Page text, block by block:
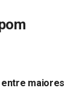
maiores